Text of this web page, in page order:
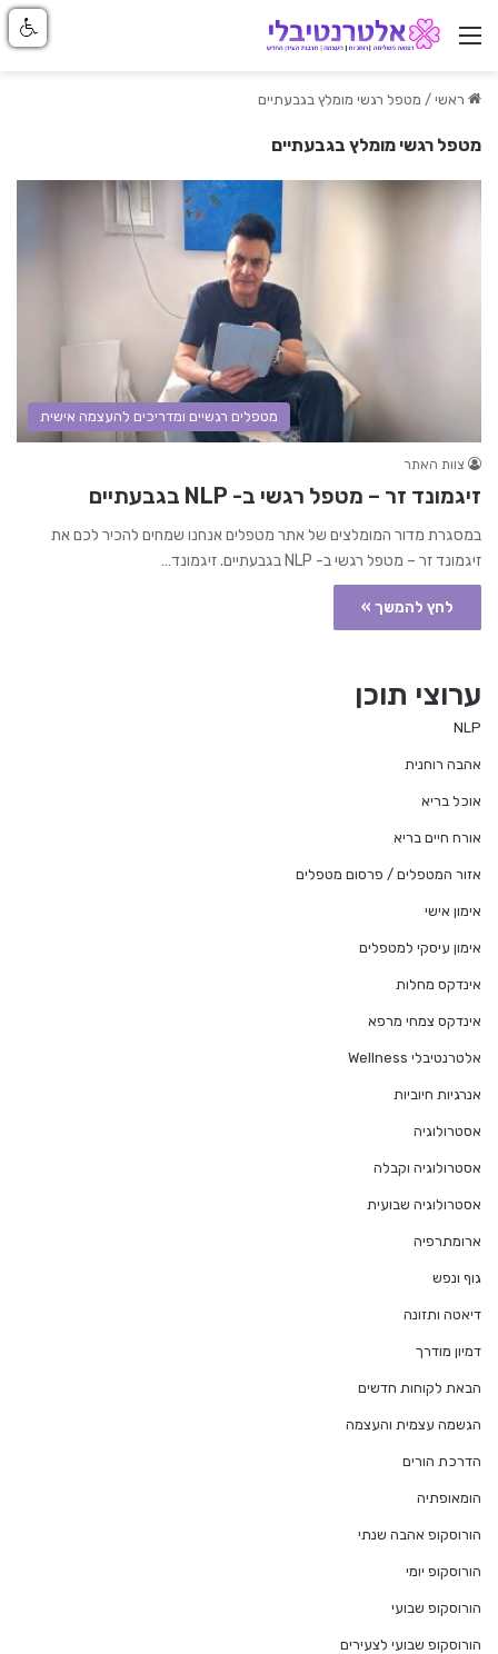
ניווט באתר
ראשי / מטפל רגשי מומלץ בגבעתיים
מטפל רגשי מומלץ בגבעתיים
מטפלים רגשיים ומדריכים להעצמה אישית
צוות האתר
זיגמונד זר – מטפל רגשי ב- NLP בגבעתיים
במסגרת מדור המומלצים של אתר מטפלים אנחנו שמחים להכיר לכם את
זיגמונד זר – מטפל רגשי ב- NLP בגבעתיים. זיגמונד…
לחץ להמשך »
ערוצי תוכן
NLP
אהבה רוחנית
אוכל בריא
אורח חיים בריא
אזור המטפלים / פרסום מטפלים
אימון אישי
אימון עיסקי למטפלים
אינדקס מחלות
אינדקס צמחי מרפא
אלטרנטיבלי Wellness
אנרגיות חיוביות
אסטרולוגיה
אסטרולוגיה וקבלה
אסטרולוגיה שבועית
ארומתרפיה
גוף ונפש
דיאטה ותזונה
דמיון מודרך
הבאת לקוחות חדשים
הגשמה עצמית והעצמה
הדרכת הורים
הומאופתיה
הורוסקופ אהבה שנתי
הורוסקופ יומי
הורוסקופ שבועי
הורוסקופ שבועי לצעירים